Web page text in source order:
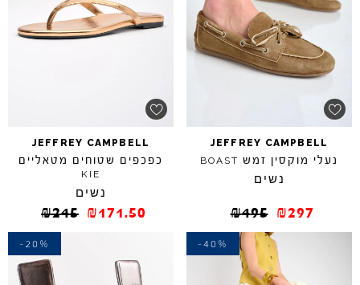
JEFFREY CAMPBELL
נעלי מוקסין זמש BOAST
נשים
₪495 ₪297
JEFFREY CAMPBELL
כפכפים שטוחים מטאליים
KIE
נשים
₪245 ₪171.50
-40%
-20%